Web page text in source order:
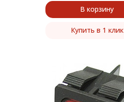
В корзину
Купить в 1 клик